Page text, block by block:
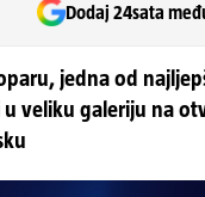
Dodaj 24sata
jedna od
veliku galeriju na